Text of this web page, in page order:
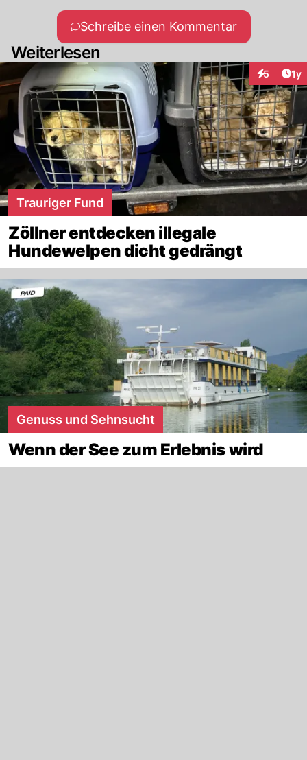
Schreibe einen Kommentar
Weiterlesen
5 1y
Trauriger Fund
Zöllner entdecken illegale
Hundewelpen dicht gedrängt
Genuss und Sehnsucht
Wenn der See zum Erlebnis wird